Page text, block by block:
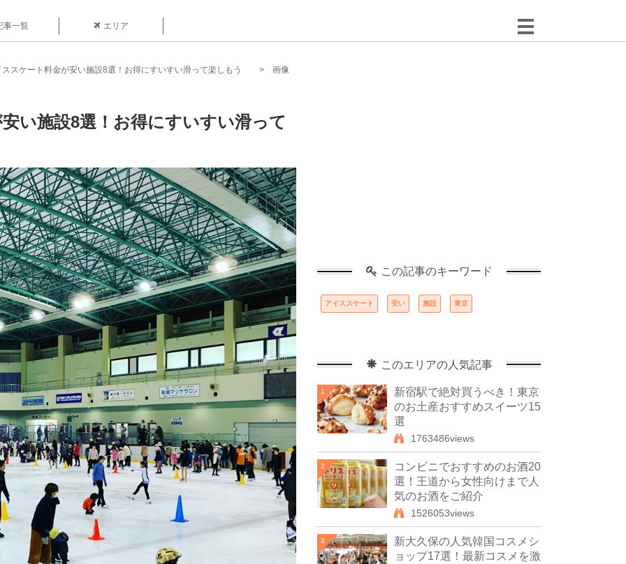
事一覧 エリア
スケート料金が安い施設8選！お得にすいすい滑って楽しもう 画像
い施設8選！お得にすいすい滑って
この記事のキーワード
アイススケート 安い 施設 東京
このエリアの人気記事
1
新宿駅で絶対買うべき！東京
のお土産おすすめスイーツ15
選
1763486views
2
コンビニでおすすめのお酒20
選！王道から女性向けまで人
気のお酒をご紹介
1526053views
3
新大久保の人気韓国コスメシ
ョップ17選！最新コスメを激